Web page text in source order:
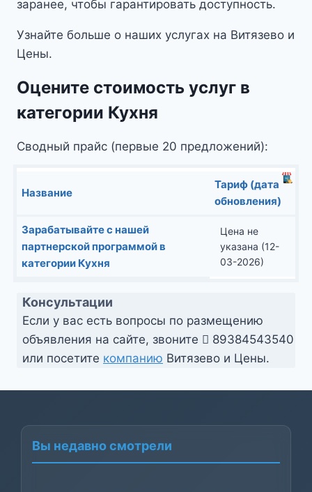
заранее, чтобы гарантировать доступность.
Узнайте больше о наших услугах на Витязево и
Цены.
Оцените стоимость услуг в
категории Кухня
Сводный прайс (первые 20 предложений):
Название
Тариф (дата
обновления)
Зарабатывайте с нашей
партнерской программой в
категории Кухня
Цена не
указана (12-
03-2026)
Консультации
Если у вас есть вопросы по размещению
объявления на сайте, звоните
89384543540
или посетите компанию Витязево и Цены.
Вы недавно смотрели